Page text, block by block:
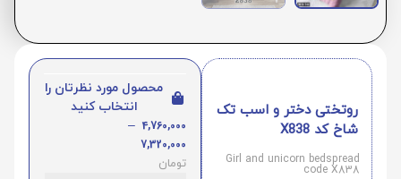
روتختی دختر و اسب تک
شاخ کد X838
Girl and unicorn bedspread
code X838
محصول مورد نظرتان را
انتخاب کنید
4,760,000
–
7,320,000
تومان